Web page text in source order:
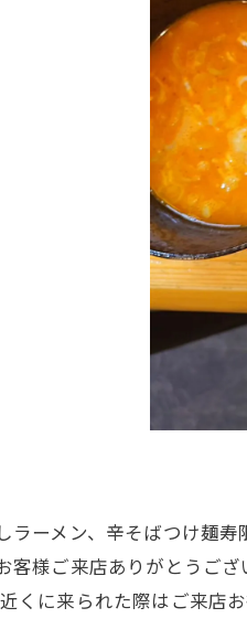
ラーメン、辛そばつけ麺寿
客様ご来店ありがとうご
くに来られた際はご来店